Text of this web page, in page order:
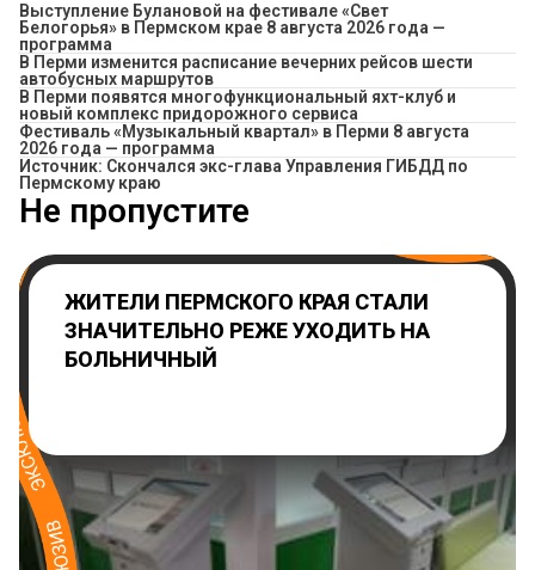
Выступление Булановой на фестивале «Свет
Белогорья» в Пермском крае 8 августа 2026 года —
программа
​В Перми изменится расписание вечерних рейсов шести
автобусных маршрутов
В Перми появятся многофункциональный яхт-клуб и
новый комплекс придорожного сервиса
Фестиваль «Музыкальный квартал» в Перми 8 августа
2026 года — программа
Источник: Скончался экс-глава Управления ГИБДД по
Пермскому краю
Не пропустите
ЖИТЕЛИ ПЕРМСКОГО КРАЯ СТАЛИ
ЗНАЧИТЕЛЬНО РЕЖЕ УХОДИТЬ НА
БОЛЬНИЧНЫЙ